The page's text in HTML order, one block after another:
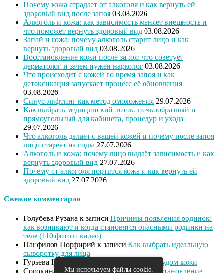
Почему кожа страдает от алкоголя и как вернуть ей
здоровый вид после запоя 03.08.2026
Алкоголь и кожа: как зависимость меняет внешность и
что поможет вернуть здоровый вид 03.08.2026
Запой и кожа: почему алкоголь старит лицо и как
вернуть здоровый вид 03.08.2026
Восстановление кожи после запоя: что советует
дерматолог и зачем нужен нарколог 03.08.2026
Что происходит с кожей во время запоя и как
детоксикация запускает процесс её обновления
03.08.2026
Синус-лифтинг как метод омоложения 29.07.2026
Как выбрать медицинский лоток: почкообразный и
прямоугольный для кабинета, процедур и ухода
29.07.2026
Что алкоголь делает с вашей кожей и почему после запоя
лицо стареет на годы 27.07.2026
Алкоголь и кожа: почему лицо выдаёт зависимость и как
вернуть здоровый вид 27.07.2026
Почему от алкоголя портится кожа и как вернуть ей
здоровый вид 27.07.2026
Свежие комментарии
Голубева Рузана к записи Причины появления родинок:
как возникают и когда становятся опасными родинки на
теле (110 фото и видео)
Панфилов Порфирий к записи Как выбрать идеальную
сыворотку для лица
Гурьева Нева
Как справиться с зудом кожи
Сорокина Дианак записи Питание и восстановление
Мы используем файлы cookie.